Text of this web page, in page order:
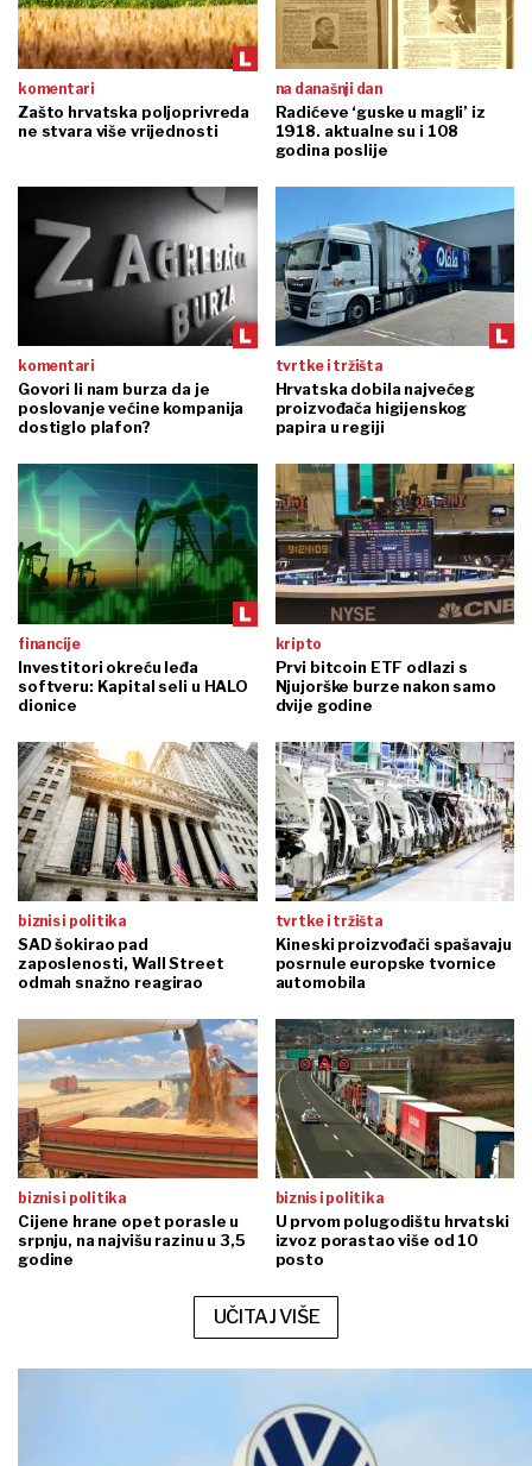
komentari
Zašto hrvatska poljoprivreda
ne stvara više vrijednosti
na današnji dan
Radićeve ‘guske u magli’ iz
1918. aktualne su i 108
godina poslije
komentari
Govori li nam burza da je
poslovanje većine kompanija
dostiglo plafon?
tvrtke i tržišta
Hrvatska dobila najvećeg
proizvođača higijenskog
papira u regiji
financije
Investitori okreću leđa
softveru: Kapital seli u HALO
dionice
kripto
Prvi bitcoin ETF odlazi s
Njujorške burze nakon samo
dvije godine
biznis i politika
SAD šokirao pad
zaposlenosti, Wall Street
odmah snažno reagirao
tvrtke i tržišta
Kineski proizvođači spašavaju
posrnule europske tvornice
automobila
biznis i politika
Cijene hrane opet porasle u
srpnju, na najvišu razinu u 3,5
godine
biznis i politika
U prvom polugodištu hrvatski
izvoz porastao više od 10
posto
UČITAJ VIŠE